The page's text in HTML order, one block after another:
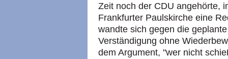
Zeit noch der CDU angehörte,
Frankfurter Paulskirche eine
wandte sich gegen die
Verständigung ohne
dem Argument, "wer nicht